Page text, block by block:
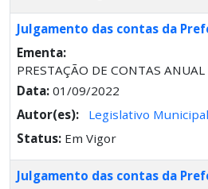
Julgamento das contas da
Ementa:
PRESTAÇÃO DE CONTAS
Data: 01/09/2022
Autor(es):
Legislativo Municipal
Status: Em Vigor
Julgamento das contas da